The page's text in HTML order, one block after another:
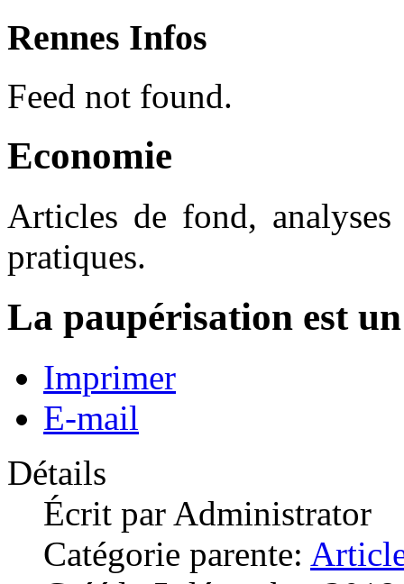
Rennes Infos
Feed not found.
Economie
Articles de fond,
pratiques.
La paupérisation est
Imprimer
E-mail
Détails
Écrit par Administrator
Catégorie parente: